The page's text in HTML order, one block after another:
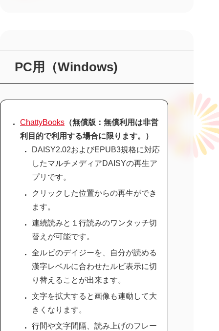
PC用（Windows)
ChattyBooks （無償版：無償利用は非営
利目的で利用する場合に限ります。）
DAISY2.02およびEPUB3規格に対応
したマルチメディアDAISYの再生ア
プリです。
クリックした位置からの再生ができ
ます。
連続読みと１行読みのワンタッチ切
替えが可能です。
全ルビのデイジーを、自分が読める
漢字レベルに合わせたルビ表示に切
り替えることが出来ます。
文字を拡大すると画像も連動して大
きくなります。
行間や文字間隔、読み上げのフレー